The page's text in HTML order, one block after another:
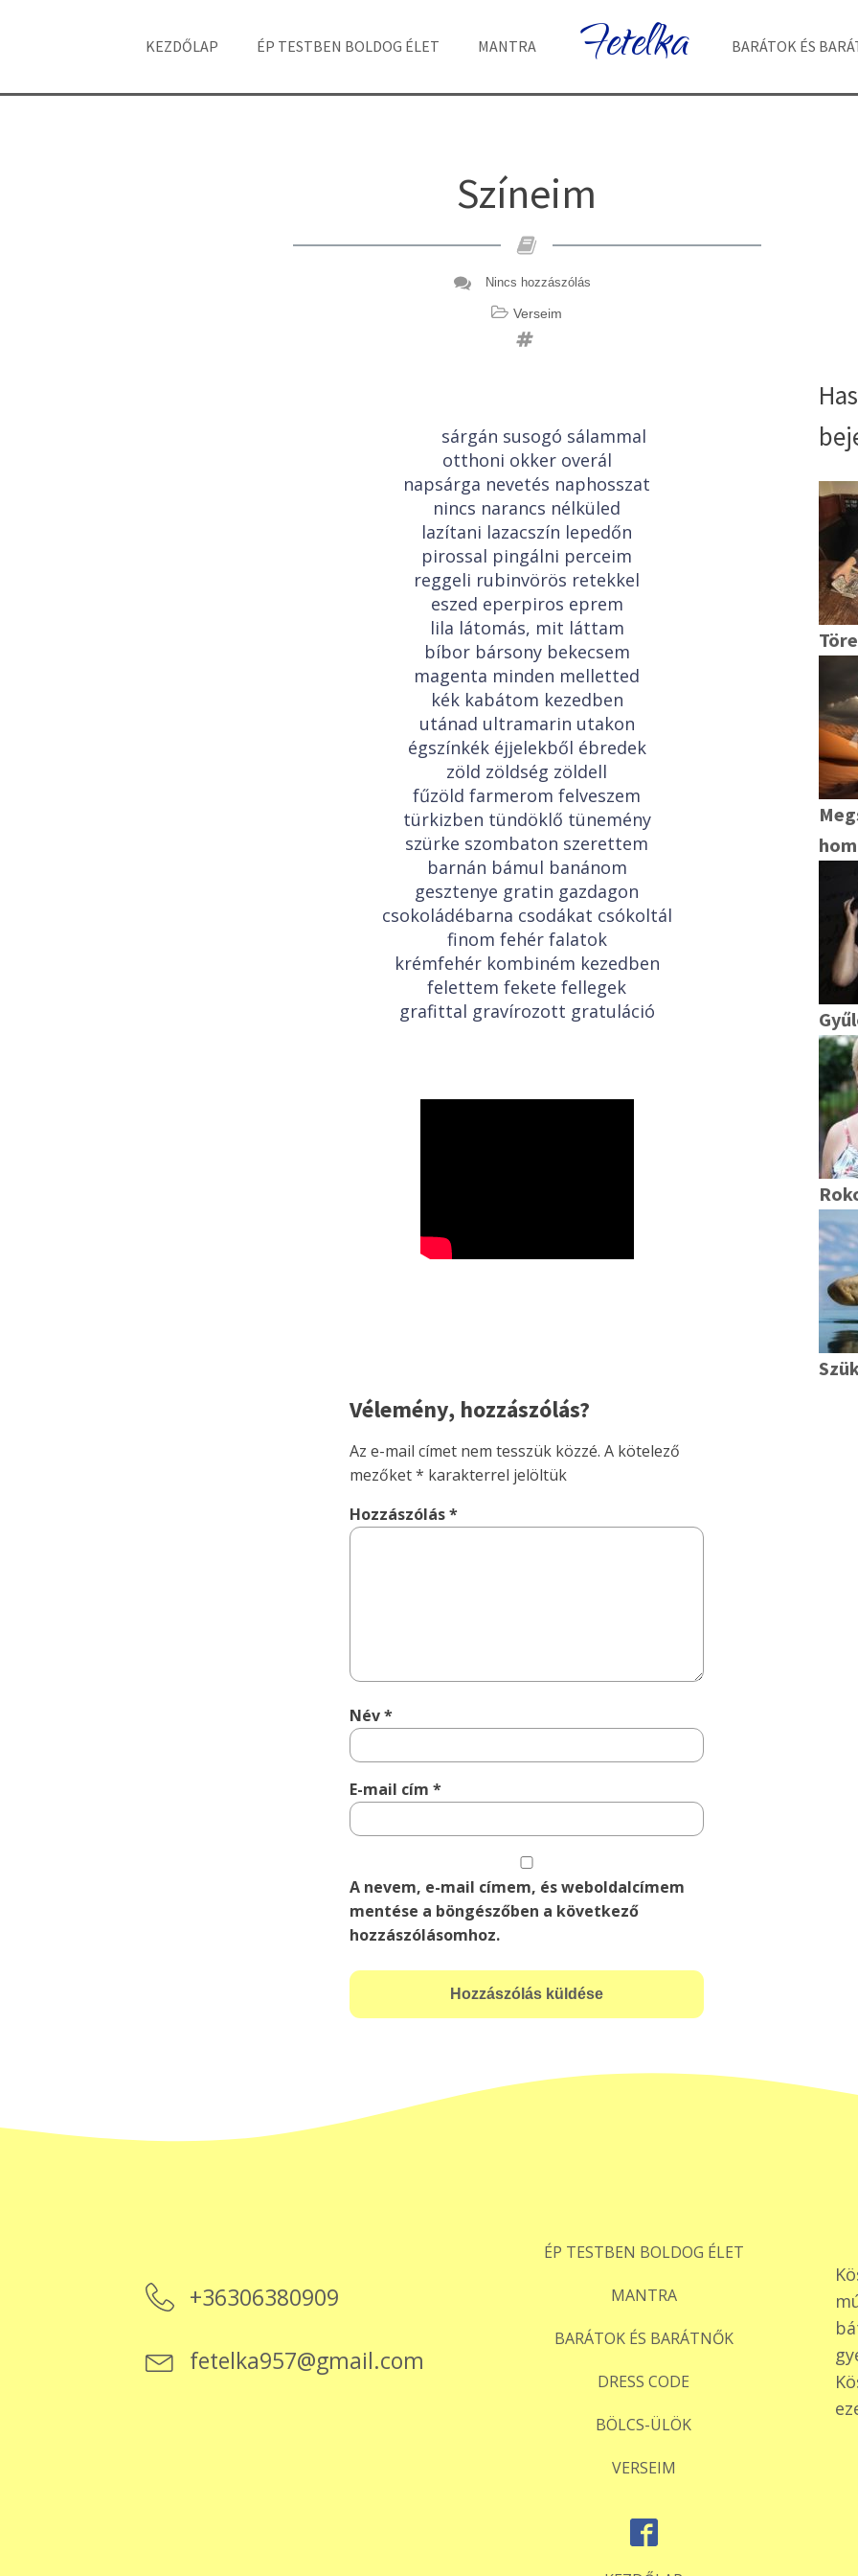
KEZDŐLAP ÉP TESTBEN BOLDOG ÉLET MANTRA Fetelka BARÁTOK ÉS
Színeim
Nincs hozzászólás
Verseim
sárgán susogó sálammal
otthoni okker overál
napsárga nevetés naphosszat
nincs narancs nélküled
lazítani lazacszín lepedőn
pirossal pingálni perceim
reggeli rubinvörös retekkel
eszed eperpiros eprem
lila látomás, mit láttam
bíbor bársony bekecsem
magenta minden melletted
kék kabátom kezedben
utánad ultramarin utakon
égszínkék éjjelekből ébredek
zöld zöldség zöldell
fűzöld farmerom felveszem
türkizben tündöklő tünemény
szürke szombaton szerettem
barnán bámul banánom
gesztenye gratin gazdagon
csokoládébarna csodákat csókoltál
finom fehér falatok
krémfehér kombiném kezedben
felettem fekete fellegek
grafittal gravírozott gratuláció
Vélemény, hozzászólás?
Az e-mail címet nem tesszük közzé. A kötelező
mezőket* karakterrel jelöltük
Hozzászólás*
Név*
E-mail cím *
A nevem, e-mail címem, és weboldalcímem
mentése a böngészőben a következő
hozzászólásomhoz.
+36306380909
fetelka957@gmail.com
ÉP TESTBEN BOLDOG ÉLET
MANTRA
BARÁTOK ÉS BARÁTNŐK
DRESS CODE
BÖLCS-ÜLÖK
VERSEIM